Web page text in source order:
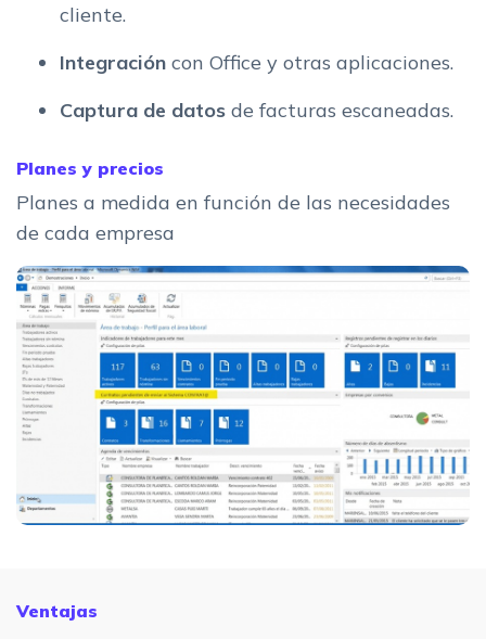
cliente.
Integración con Office y otras aplicaciones.
Captura de datos de facturas escaneadas.
Planes y precios
Planes a medida en función de las necesidades
de cada empresa
Ventajas